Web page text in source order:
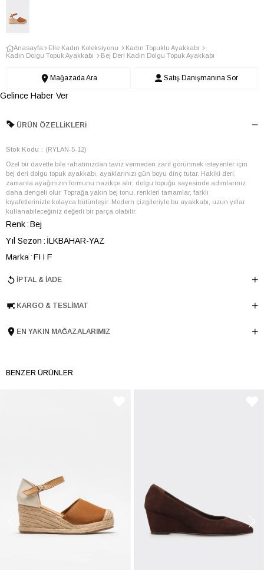
Anasayfa Elle Kadın Koleksiyonu
Kadın Topuklu Ayakkabı
Kadın Dolgu Topuk Ayakkabı
Bej Deri Kadın Dolgu Topuk Ayakkabı
Mağazada Ara Satış Danışmanına Sor
Gelince Haber Ver
ÜRÜN ÖZELLIKLERI
Stok Kodu (RYLAN-5-12)
Özel bir davette bile rahatınızdan taviz vermeden zarif görünmek isteyenler için
bej deri dolgu topuk ayakkabı, ayaklarınızı gün boyu dinç tutar. Hakiki deri,
zamanla ayağınızın formunu nazikçe alır; dolgu topuğu sayesinde adımlarınız
daha dengeli olur. Toprağa yakın bej tonu, renkleri tamamlar, farklı
kıyafetlerinizle kolayca bütünleşir. Modern çizgileriyle bu ayakkabı, uzun yıllar
kullanabileceğiniz değerli bir parça olabilir.
Renk Bej
Yıl Sezon
İLKBAHAR-YAZ
Marka ELLE
Cinsiyet
KADIN
Astar Malzemesi İnek Derisi
Menşei TURKIYE
İPTAL & İADE
KARGO & TESLIMAT
EN YAKIN MAĞAZALARIMIZ
BENZER ÜRÜNLER